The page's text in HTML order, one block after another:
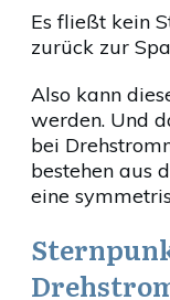
Es fließt kein
zurück zur
Also kann
werden. Und
bei
bestehen aus
eine